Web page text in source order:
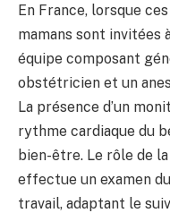
En France, lorsque
mamans sont invitées
équipe composant
obstétricien et un
La présence d’un
rythme cardiaque du
bien-être. Le rôle de
effectue un examen
travail, adaptant le